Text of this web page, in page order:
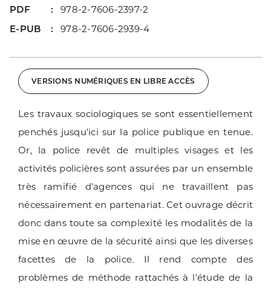
PDF
978-2-7606-2397-2
E-PUB
978-2-7606-2939-4
VERSIONS NUMÉRIQUES EN LIBRE ACCÈS
Les travaux sociologiques se sont essentiellement
penchés jusqu'ici sur la police publique en tenue.
Or, la police revêt de multiples visages et les
activités policières sont assurées par un ensemble
très ramifié d'agences qui ne travaillent pas
nécessairement en partenariat.Cet ouvrage décrit
donc dans toute sa complexité les modalités de la
mise en œuvre de la sécurité ainsi que les diverses
facettes de la police. Il rend compte des
problèmes de méthode rattachés à l'étude de la